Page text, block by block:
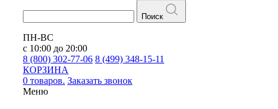
Поиск
ПН-ВС
с 10:00 до 20:00
8 (800) 302-77-06 8 (499) 348-15-11
КОРЗИНА
0 товаров. Заказать звонок
Меню